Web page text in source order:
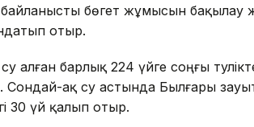
бөгет жұмысын бақылау
отыр.
алған барлық 224 үйге соңғы
ақ су астында Былғары
30 үй қалып отыр.